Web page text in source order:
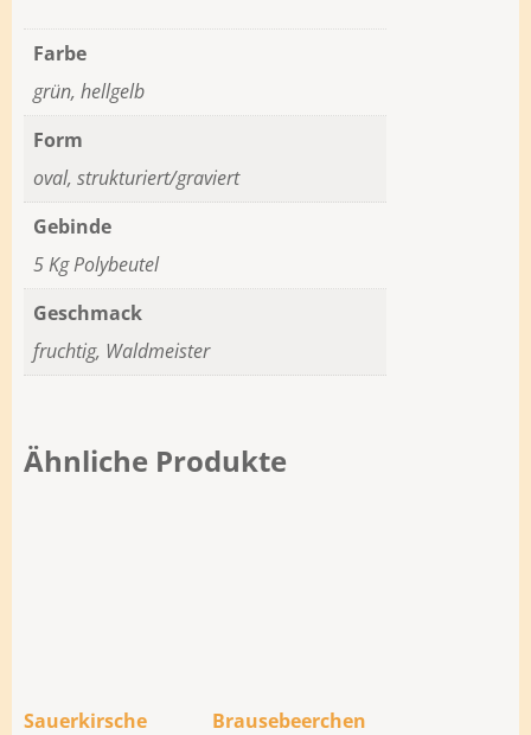
Farbe
grün, hellgelb
Form
oval, strukturiert/graviert
Gebinde
5 Kg Polybeutel
Geschmack
fruchtig, Waldmeister
Ähnliche Produkte
Sauerkirsche
Brausebeerchen